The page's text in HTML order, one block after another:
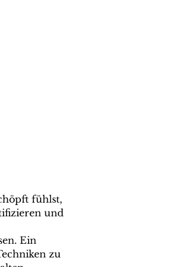
fühlst,
und
Ein
zu